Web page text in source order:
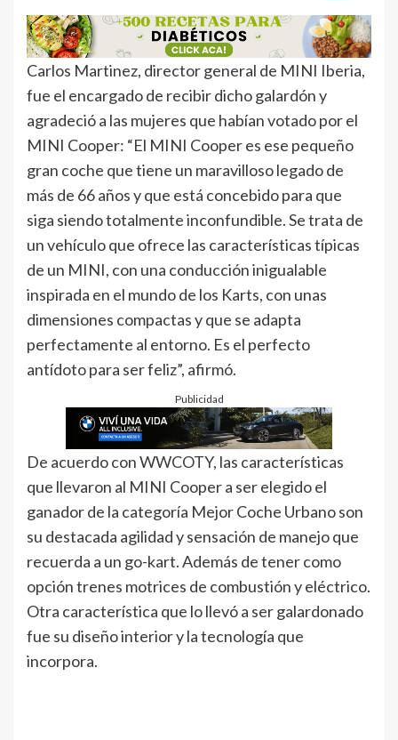
Carlos Martinez, director general de MINI Iberia,
fue el encargado de recibir dicho galardón y
agradeció a las mujeres que habían votado por el
MINI Cooper: “El MINI Cooper es ese pequeño
gran coche que tiene un maravilloso legado de
más de 66 años y que está concebido para que
siga siendo totalmente inconfundible. Se trata de
un vehículo que ofrece las características típicas
de un MINI, con una conducción inigualable
inspirada en el mundo de los Karts, con unas
dimensiones compactas y que se adapta
perfectamente al entorno. Es el perfecto
antídoto para ser feliz”, afirmó.
Publicidad
De acuerdo con WWCOTY, las características
que llevaron al MINI Cooper a ser elegido el
ganador de la categoría Mejor Coche Urbano son
su destacada agilidad y sensación de manejo que
recuerda a un go-kart. Además de tener como
opción trenes motrices de combustión y eléctrico.
Otra característica que lo llevó a ser galardonado
fue su diseño interior y la tecnología que
incorpora.